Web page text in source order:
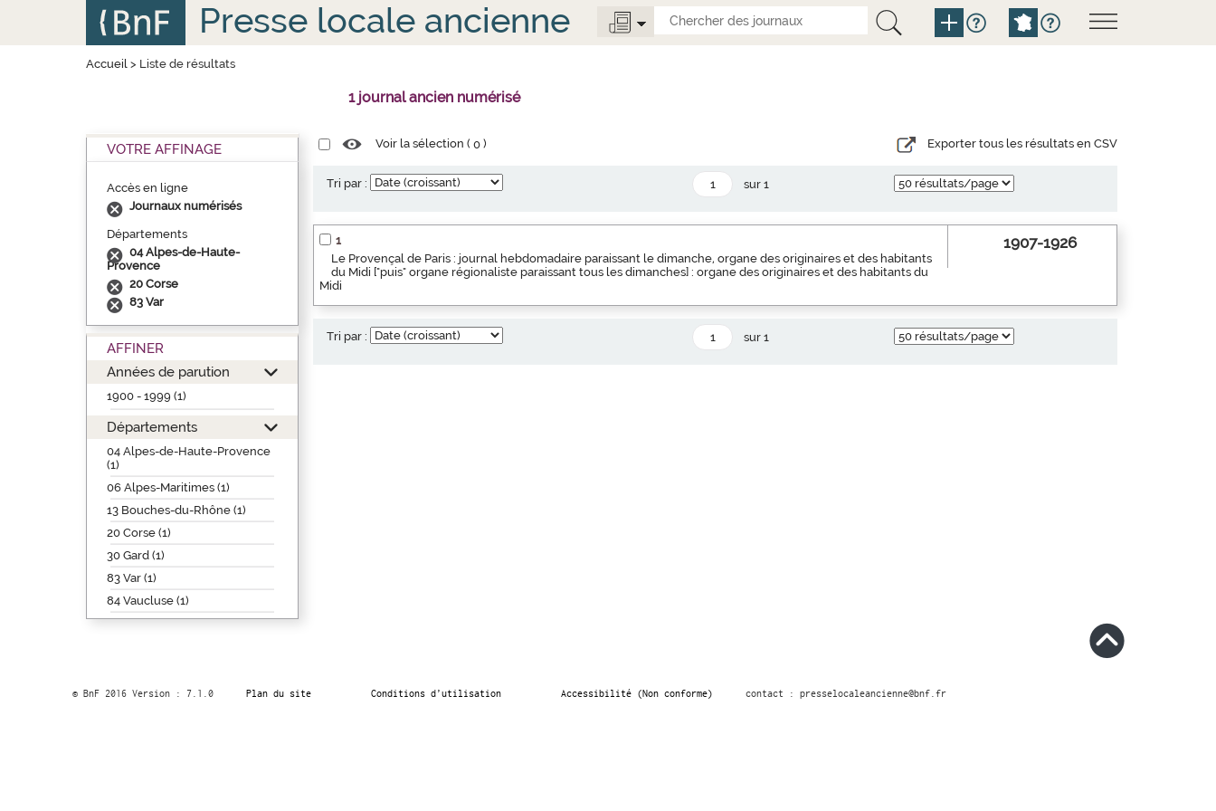
Presse locale ancienne
Accueil> Liste de résultats
1 journal ancien numérisé
VOTRE AFFINAGE
Accès en ligne
Journaux numérisés
Départements
04 Alpes-de-Haute-
Provence
20 Corse
83 Var
AFFINER
Années de parution
1900 - 1999 (1)
Départements
04 Alpes-de-Haute-Provence
(1)
06 Alpes-Maritimes (1)
13 Bouches-du-Rhône (1)
20 Corse (1)
30 Gard (1)
83 Var (1)
84 Vaucluse (1)
Voir la sélection (0 ) Exporter tous les résultats en CSV
Tri par : sur 1
1
Le Provençal de Paris : journal hebdomadaire paraissant le dimanche, organe des originaires et des habitants
du Midi ["puis" organe régionaliste paraissant tous les dimanches] : organe des originaires et des habitants du
Midi
1907-1926
Tri par : sur 1
© BnF 2016 Version : 7.1.0 Plan du site Conditions d’utilisation Accessibilité (Non conforme) contact : presselocaleancienne@bnf.fr
Panneau de gestion des cookies